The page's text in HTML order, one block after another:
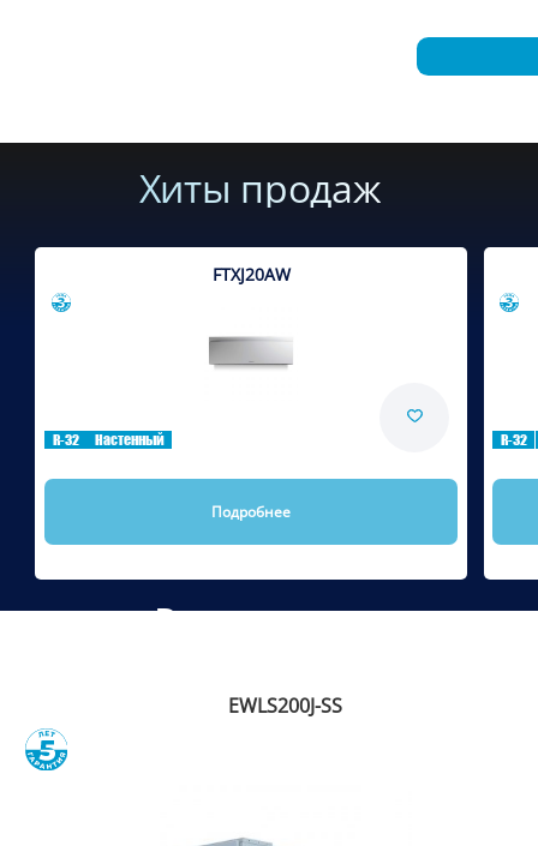
Хиты продаж
FTXJ20AW
R-32 Настенный
Подробнее
R-32
Рекомендуем
EWLS200J-SS